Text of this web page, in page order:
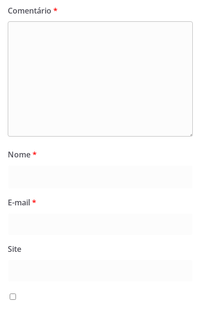
Comentário *
Nome*
E-mail*
Site